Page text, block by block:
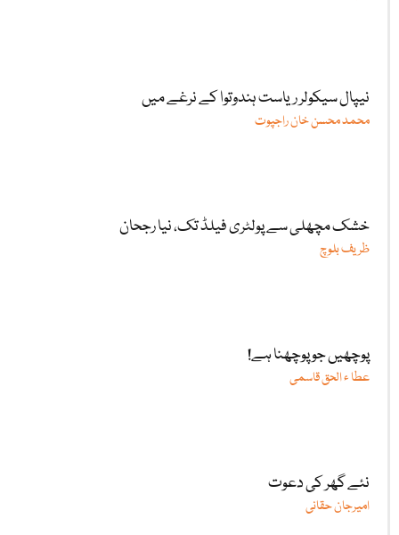
نیپال سیکولر ریاست ہندوتوا کے نرغے میں
محمد محسن خان راجپوت
خشک مچھلی سے پولٹری فیلڈ تک، نیا رجحان
ظریف بلوچ
پوچھیں جو پوچھنا ہے!
عطا ء الحق قاسمی
نئے گھر کی دعوت
امیرجان حقانی